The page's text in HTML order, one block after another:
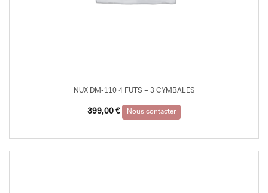
NUX DM-110 4 FUTS – 3 CYMBALES
399,00 € Nous contacter